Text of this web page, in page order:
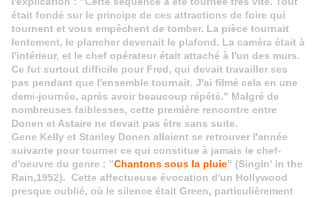
était fondé sur le principe de ces attractions de foire qui
tournent et vous empêchent de tomber. La pièce tournait
lentement, le plancher devenait le plafond. La caméra était à
l'intérieur, et le chef opérateur était attaché à l'un des murs.
Ce fut surtout difficile pour Fred, qui devait travailler ses
pas pendant que l'ensemble tournait. J'ai filmé cela en une
demi-journée, après avoir beaucoup répété." Malgré de
nombreuses faiblesses, cette première rencontre entre
Donen et Astaire ne devait pas être sans suite.
Gene Kelly et Stanley Donen allaient se retrouver l'année
suivante pour tourner ce qui constitue à jamais le chef-
d'oeuvre du genre : "Chantons sous la pluie" (Singin' in the
Rain,1952). Cette affectueuse évocation d'un Hollywood
presque oublié, où le silence était Green, particulièrement